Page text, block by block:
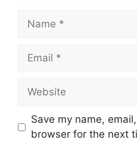
Name
Email
Website
Save my name,
browser for the next